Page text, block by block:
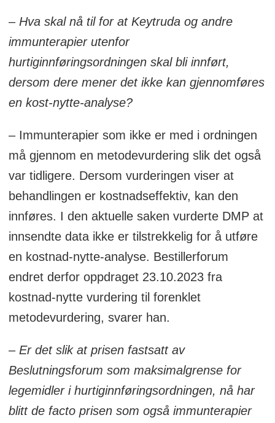
– Hva skal nå til for at Keytruda og andre
immunterapier utenfor
hurtiginnføringsordningen skal bli innført,
dersom dere mener det ikke kan gjennomføres
en kost-nytte-analyse?
– Immunterapier som ikke er med i ordningen
må gjennom en metodevurdering slik det også
var tidligere. Dersom vurderingen viser at
behandlingen er kostnadseffektiv, kan den
innføres. I den aktuelle saken vurderte DMP at
innsendte data ikke er tilstrekkelig for å utføre
en kostnad-nytte-analyse. Bestillerforum
endret derfor oppdraget 23.10.2023 fra
kostnad-nytte vurdering til forenklet
metodevurdering, svarer han.
– Er det slik at prisen fastsatt av
Beslutningsforum som maksimalgrense for
legemidler i hurtiginnføringsordningen, nå har
blitt de facto prisen som også immunterapier